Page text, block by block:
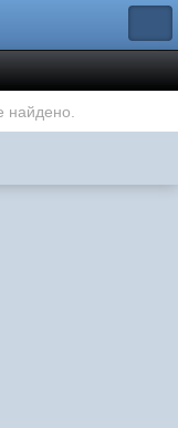
найдено.